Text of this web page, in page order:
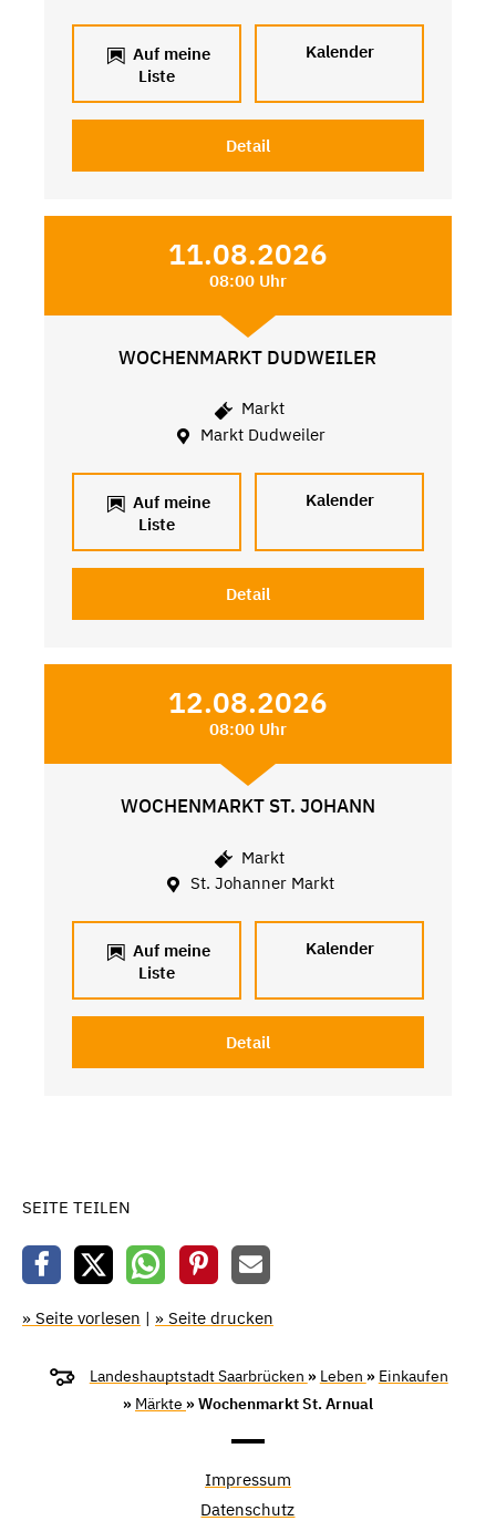
Auf meine
Liste
Kalender
Detail
11.08.2026
08:00 Uhr
WOCHENMARKT DUDWEILER
Markt
Markt Dudweiler
Auf meine
Liste
Kalender
Detail
12.08.2026
08:00 Uhr
WOCHENMARKT ST. JOHANN
Markt
St. Johanner Markt
Auf meine
Liste
Kalender
Detail
SEITE TEILEN
» Seite vorlesen | » Seite drucken
Landeshauptstadt Saarbrücken » Leben » Einkaufen
» Märkte » Wochenmarkt St. Arnual
Impressum
Datenschutz